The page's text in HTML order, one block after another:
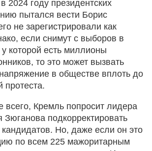
2024 году президентских
пытался вести Борис
не зарегистрировали как
если снимут с выборов в
которой есть миллионы
то это может вызвать
в обществе вплоть до
протеста.
всего, Кремль попросит лидера
подкорректировать
кандидатов. Но, даже если он это
по всем 225 мажоритарным